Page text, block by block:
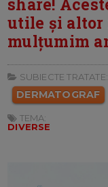
share!
utile și altor
mulțumim
SUBIECTE TRATATE:
DERMATOGRAF
TEMA:
DIVERSE